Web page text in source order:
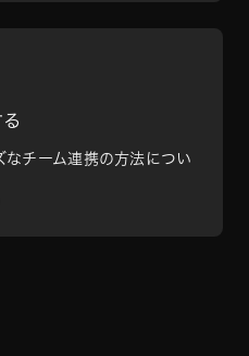
チーム連携の方法につい